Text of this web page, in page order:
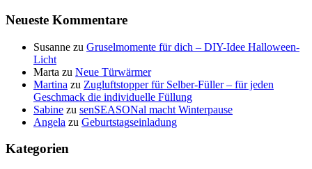
Neueste Kommentare
Susanne zu Gruselmomente für dich – DIY-Idee Halloween-
Licht
Marta zu Neue Türwärmer
Martina zu Zugluftstopper für Selber-Füller – für jeden
Geschmack die individuelle Füllung
Sabine zu senSEASONal macht Winterpause
Angela zu Geburtstagseinladung
Kategorien